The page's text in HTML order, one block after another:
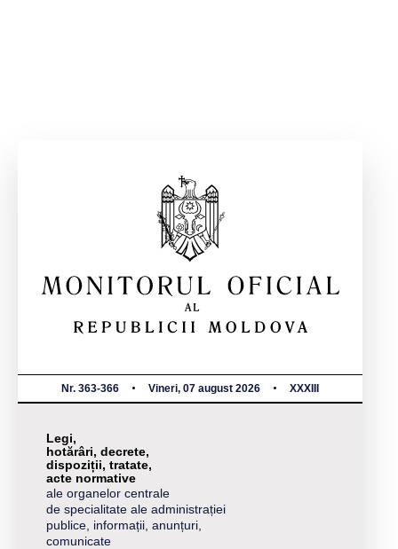
Nr. 363-366 Vineri, 07 august 2026 XXXIII
Legi,
hotărâri, decrete,
dispoziții, tratate,
acte normative
ale organelor centrale
de specialitate ale administrației
publice, informații, anunțuri,
comunicate